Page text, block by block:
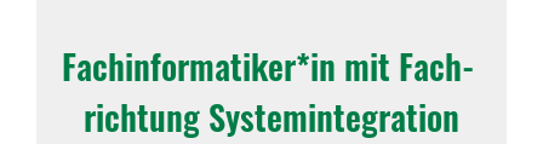
Fach­in­for­ma­tiker*in mit Fach­
rich­tung System­in­te­gra­tion